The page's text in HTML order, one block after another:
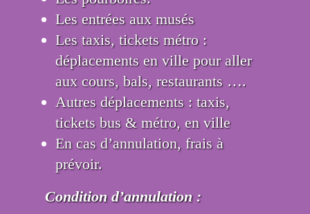
Les entrées aux musés
Les taxis, tickets métro :
déplacements en ville pour aller
aux cours, bals, restaurants ….
Autres déplacements : taxis,
tickets bus & métro, en ville
En cas d’annulation, frais à
prévoir.
Condition d’annulation :